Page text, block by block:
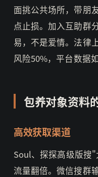
面挑公共场所，带朋
点止损。加入互助群
易，不是爱情。法律
风险50%，平台数据如
包养对象资料
高效获取渠道
Soul、探探高级版搜
流量翻倍。微信搜群